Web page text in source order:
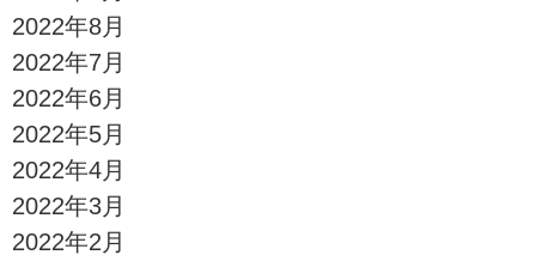
2022年8月
2022年7月
2022年6月
2022年5月
2022年4月
2022年3月
2022年2月